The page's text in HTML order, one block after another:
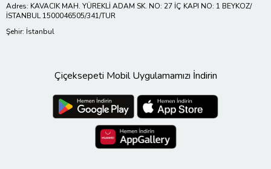
Adres: KAVACIK MAH. YÜREKLİ ADAM SK. NO: 27 İÇ KAPI NO: 1 BEYKOZ/
İSTANBUL 1500046505/341/TUR
Şehir: İstanbul
Çiçeksepeti Mobil Uygulamamızı İndirin